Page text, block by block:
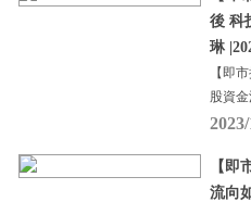
後 科
琳
【即
股資金
【即
流向